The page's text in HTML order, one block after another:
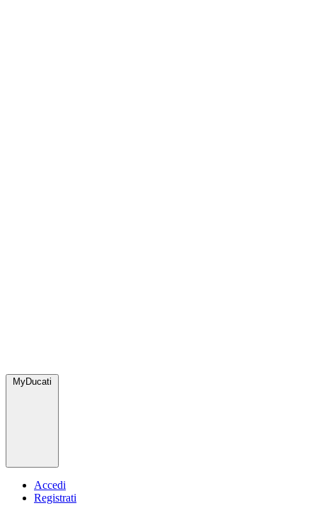
MyDucati
Accedi
Registrati